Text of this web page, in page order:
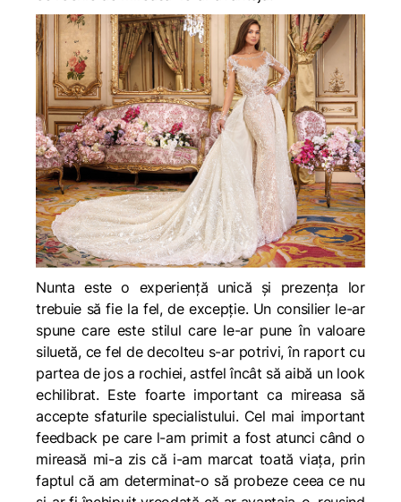
Nunta este o experiență unică și prezența lor
trebuie să fie la fel, de excepție. Un consilier le-ar
spune care este stilul care le-ar pune în valoare
siluetă, ce fel de decolteu s-ar potrivi, în raport cu
partea de jos a rochiei, astfel încât să aibă un look
echilibrat. Este foarte important ca mireasa să
accepte sfaturile specialistului. Cel mai important
feedback pe care l-am primit a fost atunci când o
mireasă mi-a zis că i-am marcat toată viața, prin
faptul că am determinat-o să probeze ceea ce nu